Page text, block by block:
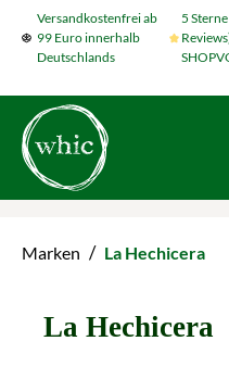
Zum Hauptinhalt springen
Versandkostenfrei ab
99 Euro innerhalb
Deutschlands
5
Marken / La Hechicera
La Hechicera